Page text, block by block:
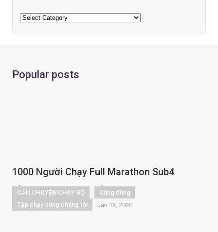
Popular posts
1000 Người Chạy Full Marathon Sub4
CÂU CHUYỆN CHẠY BỘ
Cộng đồng
Tập chạy cùng chúng tôi
Jan 13, 2020